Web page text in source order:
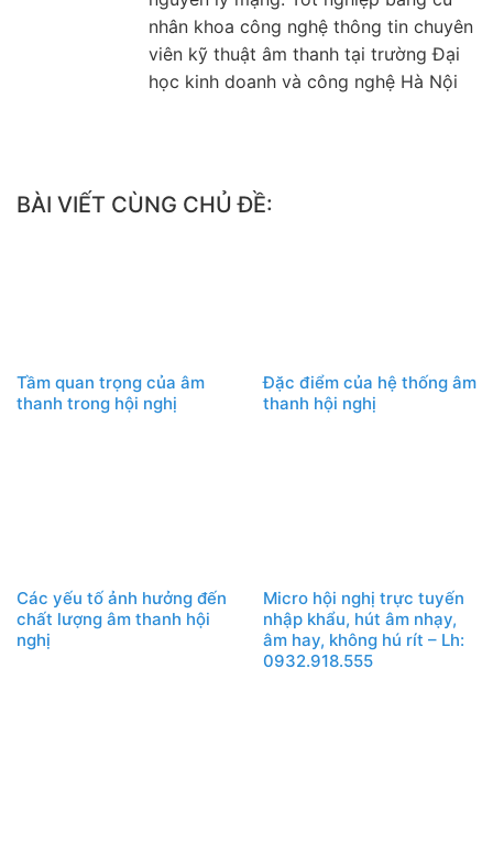
nhân khoa công nghệ thông tin chuyên
viên kỹ thuật âm thanh tại trường Đại
học kinh doanh và công nghệ Hà Nội
BÀI VIẾT CÙNG CHỦ ĐỀ:
Tầm quan trọng của âm
thanh trong hội nghị
Đặc điểm của hệ thống âm
thanh hội nghị
Các yếu tố ảnh hưởng đến
chất lượng âm thanh hội
nghị
Micro hội nghị trực tuyến
nhập khẩu, hút âm nhạy,
âm hay, không hú rít – Lh:
0932.918.555